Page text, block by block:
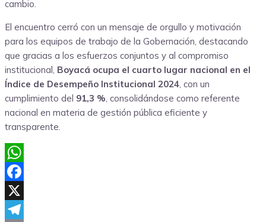
cambio.
El encuentro cerró con un mensaje de orgullo y motivación
para los equipos de trabajo de la Gobernación, destacando
que gracias a los esfuerzos conjuntos y al compromiso
institucional, Boyacá ocupa el cuarto lugar nacional en el
Índice de Desempeño Institucional 2024, con un
cumplimiento del 91,3 %, consolidándose como referente
nacional en materia de gestión pública eficiente y
transparente.
WhatsApp
Facebook
X